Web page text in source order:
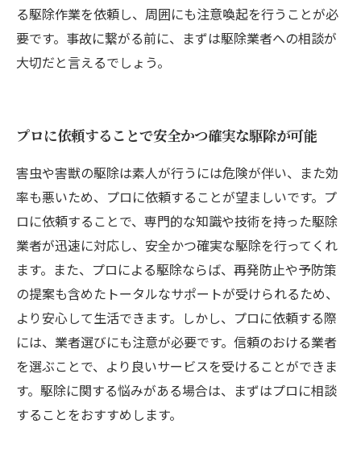
る駆除作業を依頼し、周囲にも注意喚起を行うことが必
要です。事故に繋がる前に、まずは駆除業者への相談が
大切だと言えるでしょう。
プロに依頼することで安全かつ確実な駆除が可能
害虫や害獣の駆除は素人が行うには危険が伴い、また効
率も悪いため、プロに依頼することが望ましいです。プ
ロに依頼することで、専門的な知識や技術を持った駆除
業者が迅速に対応し、安全かつ確実な駆除を行ってくれ
ます。また、プロによる駆除ならば、再発防止や予防策
の提案も含めたトータルなサポートが受けられるため、
より安心して生活できます。しかし、プロに依頼する際
には、業者選びにも注意が必要です。信頼のおける業者
を選ぶことで、より良いサービスを受けることができま
す。駆除に関する悩みがある場合は、まずはプロに相談
することをおすすめします。